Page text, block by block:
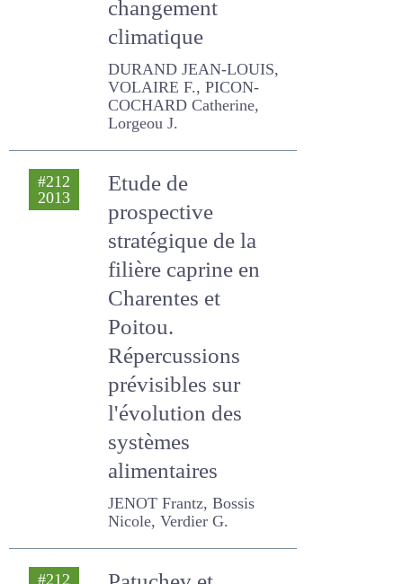
changement
climatique
DURAND JEAN-LOUIS,
VOLAIRE F., PICON-
COCHARD Catherine,
#212
2013
Etude de
prospective
stratégique de la
filière caprine en
Charentes et
Poitou.
Répercussions
prévisibles sur
l'évolution des
systèmes
JENOT Frantz, Bossis